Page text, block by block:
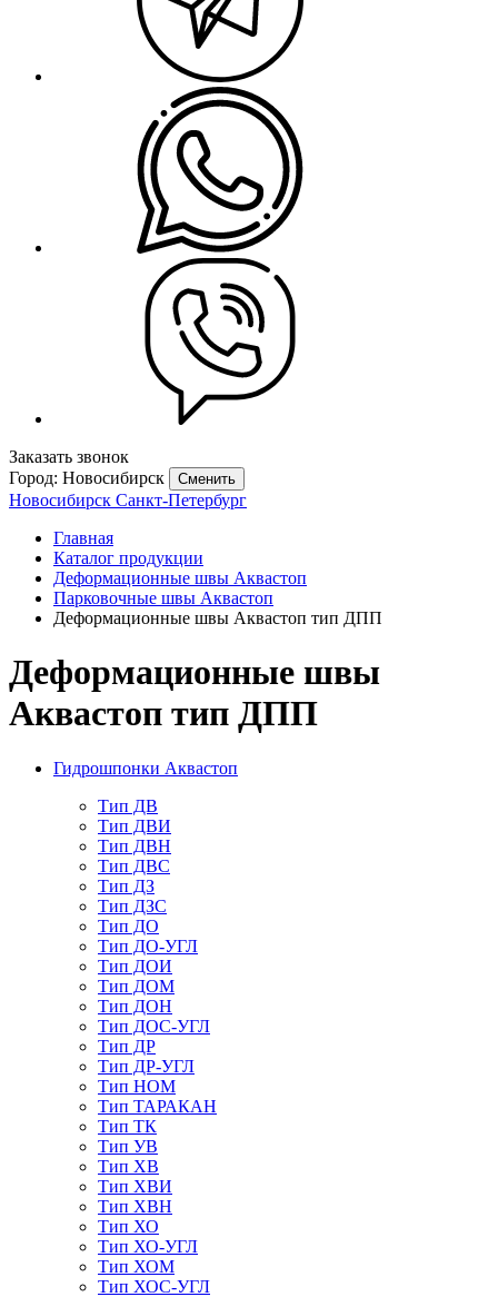
Заказать звонок
Город: Новосибирск
Сменить
Новосибирск Санкт-Петербург
Главная
Каталог продукции
Деформационные швы Аквастоп
Парковочные швы Аквастоп
Деформационные швы Аквастоп тип ДПП
Деформационные швы
Аквастоп тип ДПП
Гидрошпонки Аквастоп
Тип ДВ
Тип ДВИ
Тип ДВН
Тип ДВС
Тип ДЗ
Тип ДЗС
Тип ДО
Тип ДО-УГЛ
Тип ДОИ
Тип ДОМ
Тип ДОН
Тип ДОС-УГЛ
Тип ДР
Тип ДР-УГЛ
Тип НОМ
Тип ТАРАКАН
Тип ТК
Тип УВ
Тип ХВ
Тип ХВИ
Тип ХВН
Тип ХО
Тип ХО-УГЛ
Тип ХОМ
Тип ХОС-УГЛ